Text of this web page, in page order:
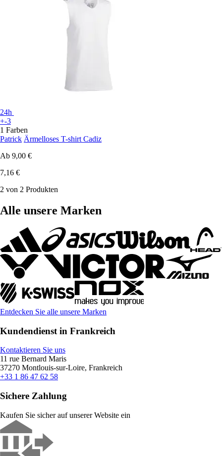
24h
+-3
1 Farben
Patrick Ärmelloses T-shirt Cadiz
Ab 9,00 €
7,16 €
2 von 2 Produkten
Alle unsere Marken
Entdecken Sie alle unsere Marken
Kundendienst in Frankreich
Kontaktieren Sie uns
11 rue Bernard Maris
37270 Montlouis-sur-Loire, Frankreich
+33 1 86 47 62 58
Sichere Zahlung
Kaufen Sie sicher auf unserer Website ein